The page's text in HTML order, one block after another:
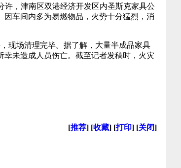
许，津南区双港经济开发区内圣斯克家具公
因车间内多为易燃物品，火势十分猛烈，消
现场清理完毕。据了解，大量半成品家具
幸未造成人员伤亡。截至记者发稿时，火灾
[推荐] [收藏] [打印] [关闭]